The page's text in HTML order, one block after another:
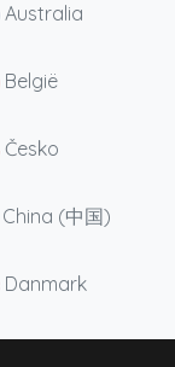
Australia
België
Česko
China (中国)
Danmark